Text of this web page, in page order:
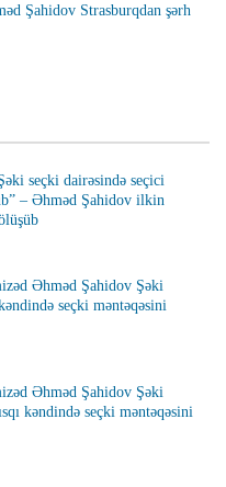
Şahidov Strasburqdan şərh
seçki dairəsində seçici
– Əhməd Şahidov ilkin
Əhməd Şahidov Şəki
seçki məntəqəsini
Əhməd Şahidov Şəki
kəndində seçki məntəqəsini